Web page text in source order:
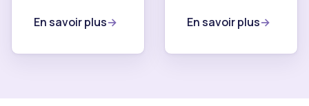
En savoir plus En savoir plus